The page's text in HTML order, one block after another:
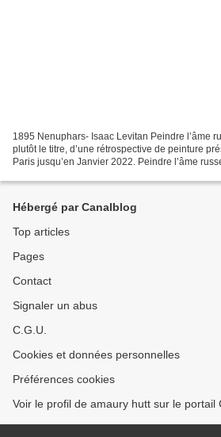
1895 Nenuphars- Isaac Levitan Peindre l’âme
plutôt le titre, d’une rétrospective de peinture
Paris jusqu’en Janvier 2022. Peindre l’âme
Hébergé par Canalblog
Top articles
Pages
Contact
Signaler un abus
C.G.U.
Cookies et données personnelles
Préférences cookies
Voir le profil de amaury hutt sur le portail